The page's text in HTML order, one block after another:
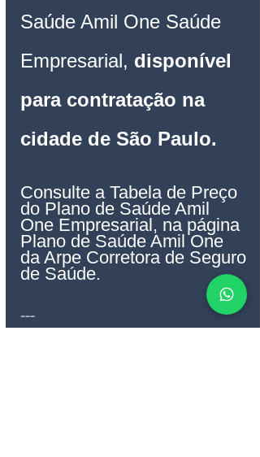
Saúde Amil One Saúde
Empresarial, disponível
para contratação na
cidade de São Paulo.
Consulte a Tabela de Preço
do Plano de Saúde Amil
One Empresarial, na página
Plano de Saúde Amil One
da Arpe Corretora de Seguro
de Saúde.
---